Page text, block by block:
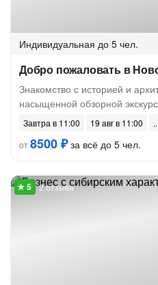
Индивидуальная до 5 чел.
Добро пожаловать в
Знакомство с историей и
насыщенной обзорной
Завтра в 11:00
19 авг в 11:00
от8500 ₽за всё до 5 чел.
2 отзыва